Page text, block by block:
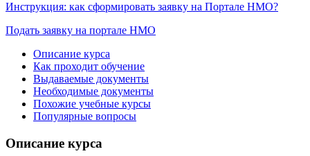
Инструкция: как сформировать заявку на Портале НМО?
Подать заявку на портале НМО
Описание курса
Как проходит обучение
Выдаваемые документы
Необходимые документы
Похожие учебные курсы
Популярные вопросы
Описание курса